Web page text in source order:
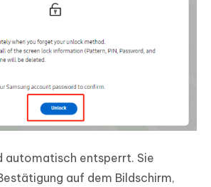
automatisch entsperrt. Sie
auf dem Bildschirm,